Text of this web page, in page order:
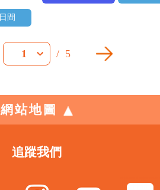
日間
1 / 5
網站地圖
追蹤我們